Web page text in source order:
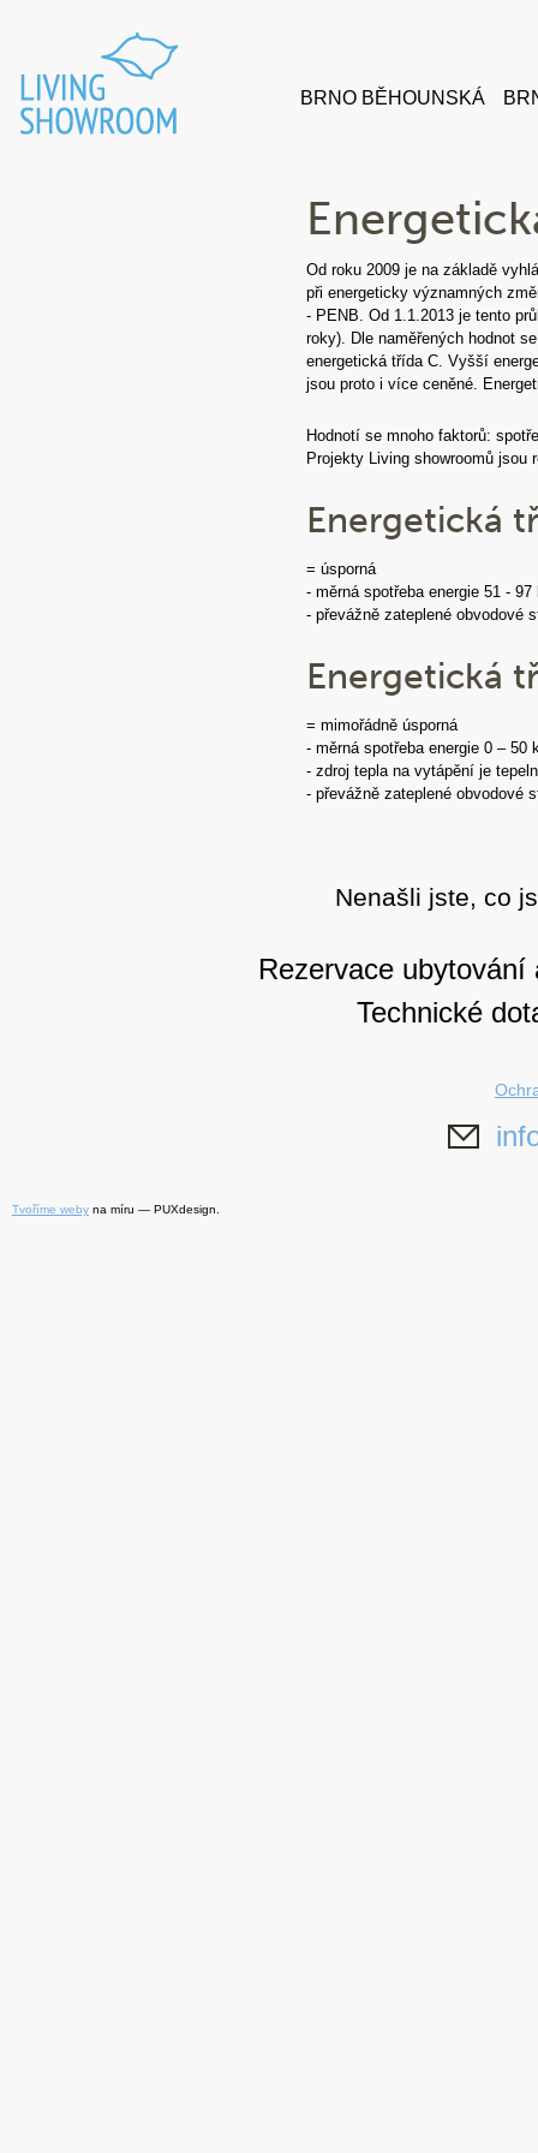
BRNO BĚHOUNSKÁ
Od roku 2009 je na základě
při energeticky významných
- PENB. Od 1.1.2013 je tento
roky). Dle naměřených hodnot
energetická třída C. Vyšší
jsou proto i více ceněné.
Hodnotí se mnoho faktorů:
Projekty Living showroomů jsou
Energetická
= úsporná
- měrná spotřeba energie 51 -
- převážně zateplené obvodové
Energetická
= mimořádně úsporná
- měrná spotřeba energie 0 – 50
- zdroj tepla na vytápění je
- převážně zateplené obvodové
Nenašli jste, co
Rezervace
Technické
Tvoříme weby na míru — PUXdesign.